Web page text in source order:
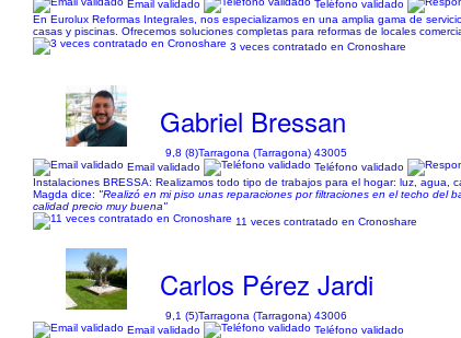
Email validado
Teléfono validado
En Eurolux Reformas Integrales, nos especializamos en una amplia gama de
casas y piscinas. Ofrecemos soluciones completas para reformas de locales
3 veces contratado en Cronoshare
Gabriel Bressan
9,8 (8)Tarragona (Tarragona) 43005
Email validado
Teléfono validado
Instalaciones BRESSA: Realizamos todo tipo de trabajos para el hogar: luz, agua,
Magda dice: "Realizó en mi piso unas reparaciones por filtraciones en el techo del
calidad precio muy buena"
11 veces contratado en Cronoshare
Carlos Pérez Jardi
9,1 (5)Tarragona (Tarragona) 43006
Email validado
Teléfono validado